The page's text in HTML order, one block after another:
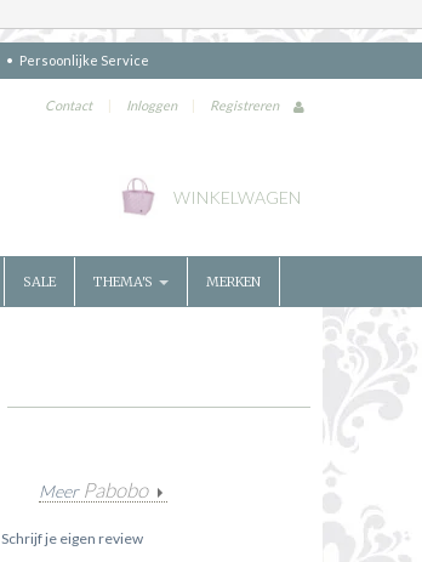
Persoonlijke Service
Contact | Inloggen | Registreren
WINKELWAGEN
SALE THEMA'S MERKEN
Meer Pabobo
Schrijf je eigen review